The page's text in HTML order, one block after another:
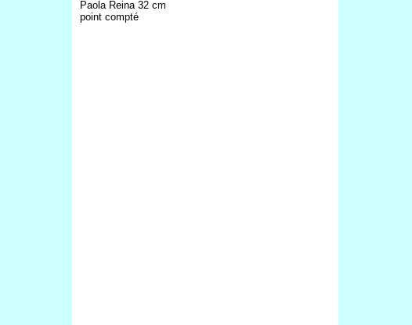
Paola Reina 32 cm
point compté